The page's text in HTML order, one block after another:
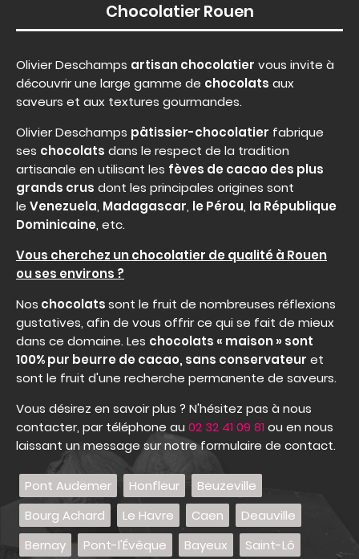
Chocolatier Rouen
Olivier Deschamps artisan chocolatier vous invite à
découvrir une large gamme de chocolats aux
saveurs et aux textures gourmandes.
Olivier Deschamps pâtissier-chocolatier fabrique
ses chocolats dans le respect de la tradition
artisanale en utilisant les fèves de cacao des plus
grands crus dont les principales origines sont
le Venezuela, Madagascar, le Pérou, la République
Dominicaine, etc.
Vous cherchez un chocolatier de qualité à Rouen
ou ses environs ?
Nos chocolatssont le fruit de nombreuses réflexions
gustatives, afin de vous offrir ce qui se fait de mieux
dans ce domaine. Les chocolats « maison » sont
100% pur beurre de cacao, sans conservateur et
sont le fruit d'une recherche permanente de saveurs.
Vous désirez en savoir plus ? N'hésitez pas à nous
contacter, par téléphone au 02 32 41 09 81 ou en nous
laissant un message sur notre formulaire de contact.
Pont Audemer Honfleur
Beuzeville
Bourg Achard
Le Havre Caen
Deauville
Bernay
Pont-l'Évêque Bayeux
Saint-Lô